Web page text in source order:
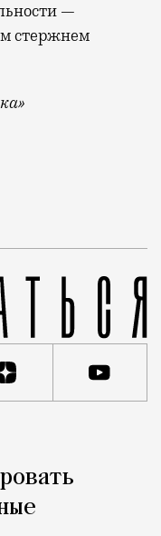
—
стержнем
выходят за